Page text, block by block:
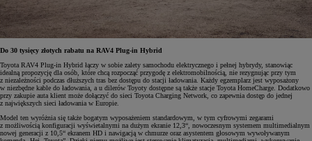
Do 30 tysięcy złotych rabatu na RAV4 Plug-in Hybrid
Toyota RAV4 Plug-in Hybrid łączy w sobie zalety samochodu elektrycznego i pełnej hybrydy, stanowiąc
idealną propozycję dla osób, które chcą rozpocząć przygodę z elektromobilnością, nie rezygnując przy tym
z niezależności podczas dłuższych tras bez dostępu do stacji ładowania. Każdy egzemplarz jest wyposażony
w niezbędne kable do ładowania, a u dilerów Toyoty dostępne są także stacje Toyota HomeCharge. Dodatkowo
przy zakupie auta klient może dołączyć do sieci Toyota Charging Network, co zapewnia dostęp do jednej
z największych sieci ładowania w Europie.
Model ten wyróżnia się także bogatym wyposażeniem standardowym, w tym cyfrowymi zegarami
z możliwością konfiguracji wyświetalnymi na dużym ekranie 12,3“, nowoczesnym systemem multimedialnym
nowej generacji z 10,5“ ekranem HD i nawigacją w chmurze oraz asystentem głosowym wywoływanym